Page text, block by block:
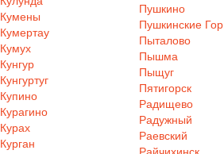
Кумены
Кумертау
Кумух
Кунгур
Кунгуртуг
Купино
Курагино
Курах
Курган
Пушкино
Пушкинские
Пыталово
Пышма
Пыщуг
Пятигорск
Радищево
Радужный
Раевский